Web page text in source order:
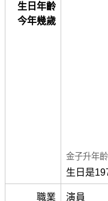
生日年齡
今年幾歲
金子升年
生日是
職業 演員